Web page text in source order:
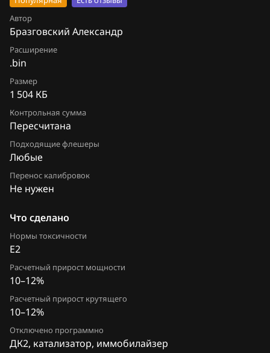
Chevrolet
Citroen
Dacia
Daewoo
Derways
Dodge
Exeed
FAW
Fiat
Ford
М74М
М75
М86 CNG
М86 ПО ВАЗ
Я5.1.(x)
Я72
Я72+
Автор
Бразговский Александр
Расширение
.bin
Размер
1 504 КБ
Контрольная сумма
Пересчитана
Подходящие флешеры
Любые
Перенос калибровок
Не нужен
Что сделано
Нормы токсичности
E2
Расчетный прирост мощности
10–12%
Расчетный прирост крутящего
10–12%
Отключено программно
ДК2, катализатор, иммобилайзер